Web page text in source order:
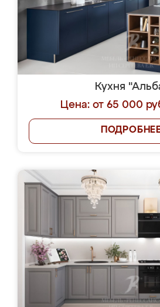
Кухня
Цена: от 65 000